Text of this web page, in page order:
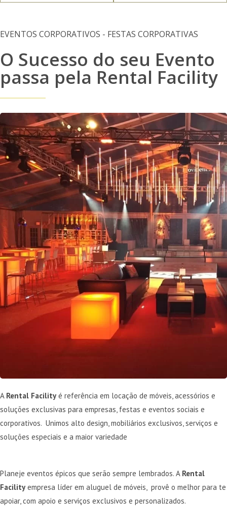
EVENTOS CORPORATIVOS - FESTAS CORPORATIVAS
O Sucesso do seu Evento
passa pela Rental Facility
A Rental Facilityé referência em locação de móveis, acessórios e
soluções exclusivas para empresas, festas e eventos sociais e
corporativos. Unimos alto design, mobiliários exclusivos, serviços e
soluções especiais e a maior variedade
Planeje eventos épicos que serão sempre lembrados. A Rental
Facilityempresa líder em aluguel de móveis, provê o melhor para te
apoiar, com apoio e serviços exclusivos e personalizados.